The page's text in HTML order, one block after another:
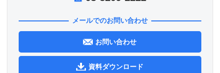
メールでのお問い合わせ
お問い合わせ
資料ダウンロード